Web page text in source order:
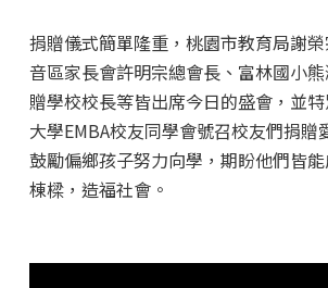
捐贈儀式簡單隆重，桃園市教育局謝
音區家長會許明宗總會長、富林國小
贈學校校長等皆出席今日的盛會，並
大學EMBA校友同學會號召校友們捐贈
鼓勵偏鄉孩子努力向學，期盼他們皆
棟樑，造福社會。